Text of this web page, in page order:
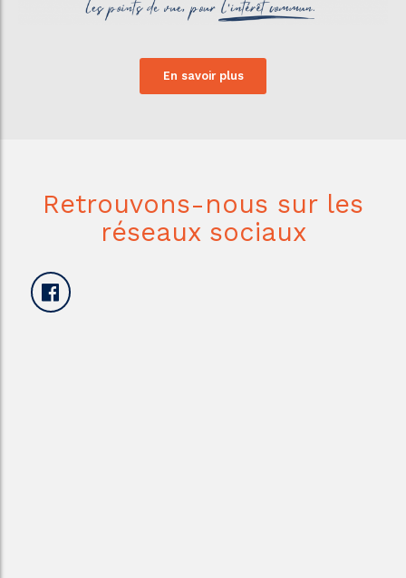
En savoir plus
Retrouvons-nous sur les
réseaux sociaux